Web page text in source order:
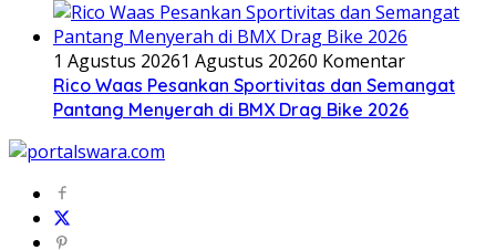
1 Agustus 20261 Agustus 20260 Komentar
Rico Waas Pesankan Sportivitas dan Semangat
Pantang Menyerah di BMX Drag Bike 2026